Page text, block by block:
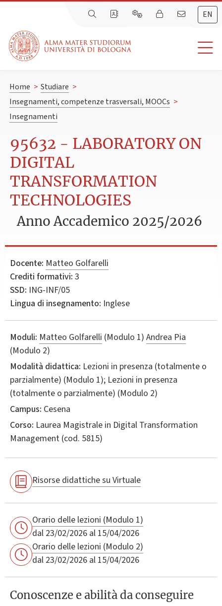
EN
Home > Studiare >
Insegnamenti, competenze trasversali, MOOCs >
Insegnamenti
95632 - LABORATORY ON
DIGITAL
TRANSFORMATION
TECHNOLOGIES
Anno Accademico 2025/2026
Docente: Matteo Golfarelli
Crediti formativi: 3
SSD: ING-INF/05
Lingua di insegnamento: Inglese
Moduli: Matteo Golfarelli (Modulo 1) Andrea Pia
(Modulo 2)
Modalità didattica: Lezioni in presenza (totalmente o
parzialmente) (Modulo 1); Lezioni in presenza
(totalmente o parzialmente) (Modulo 2)
Campus: Cesena
Corso: Laurea Magistrale in Digital Transformation
Management (cod. 5815)
Risorse didattiche su Virtuale
Orario delle lezioni (Modulo 1)
dal 23/02/2026 al 15/04/2026
Orario delle lezioni (Modulo 2)
dal 23/02/2026 al 15/04/2026
Conoscenze e abilità da conseguire